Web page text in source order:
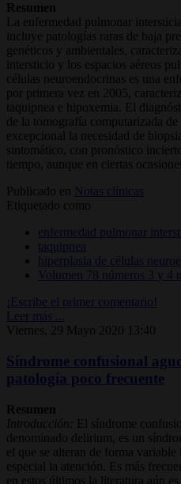
Resumen
La enfermedad pulmonar
incluye patologías raras de baja
genéticos y ambientales,
intersticio y los espacios aéreos
células neuroendocrinas es una
por primera vez en 2005,
taquipnea e hipoxemia. El
de la tomografía computarizada
excepcional la necesidad de
sintomático, con pronóstico
tiempo, aunque en ciertas
Publicado en Notas clínicas
Etiquetado como
enfermedad pulmonar
taquipnea
hiperplasia de células
Volumen 78 números 3 y 4
¡Escribe el primer comentario!
Leer más ...
Viernes, 29 Mayo 2020 13:40
Síndrome confusional
patología poco frecuente
Resumen
Introducción:
El síndrome
denominado delirium, es un
el que se alteran de forma variable
especial la atención. Es más
en estos últimos la literatura aún